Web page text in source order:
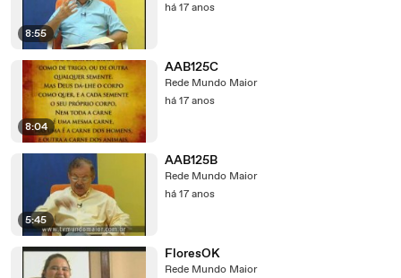
8:55
há 17 anos
8:04
AAB125C
Rede Mundo Maior
há 17 anos
5:45
AAB125B
Rede Mundo Maior
há 17 anos
FloresOK
Rede Mundo Maior